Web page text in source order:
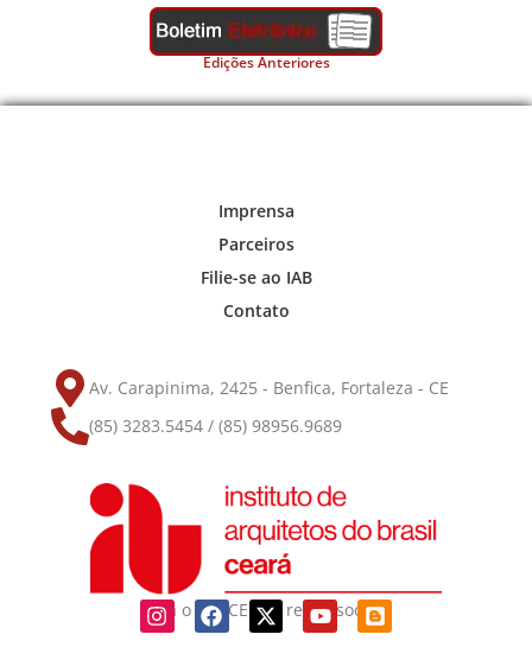
Edições Anteriores
Siga o IAB-CE nas redes sociais
Imprensa
Parceiros
Filie-se ao IAB
Contato
Av. Carapinima, 2425 - Benfica, Fortaleza - CE
(85) 3283.5454 / (85) 98956.9689